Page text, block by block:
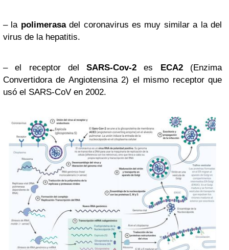
– la polimerasadel coronavirus es muy similar a la del
virus de la hepatitis.
– el receptor delSARS-Cov-2 es ECA2(Enzima
Convertidora de Angiotensina 2) el mismo receptor que
usó el SARS-CoV en 2002.